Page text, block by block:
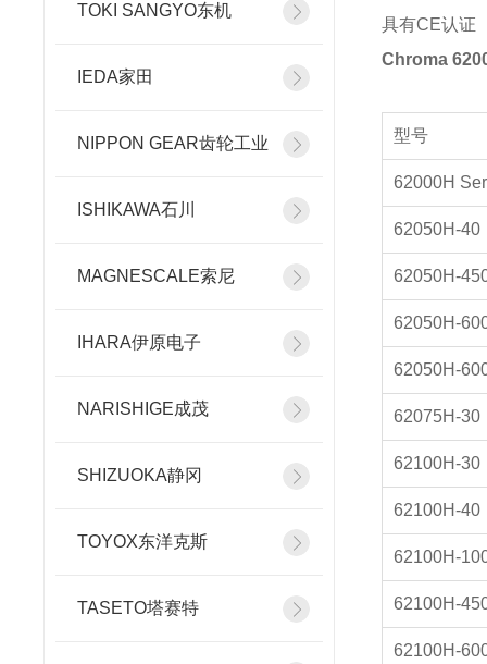
TOKI SANGYO东机
IEDA家田
NIPPON GEAR齿轮工业
ISHIKAWA石川
MAGNESCALE索尼
IHARA伊原电子
NARISHIGE成茂
SHIZUOKA静冈
TOYOX东洋克斯
TASETO塔赛特
具有CE认证
Chroma
型号
62000H
62050H-40
62050H-
62050H-
62050H-
62075H-30
62100H-30
62100H-40
62100H-
62100H-
62100H-